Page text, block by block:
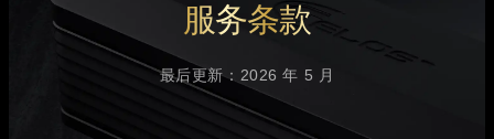
杂志报道Hi-End 音响展
服务条款
最后更新：2026 年 5 月